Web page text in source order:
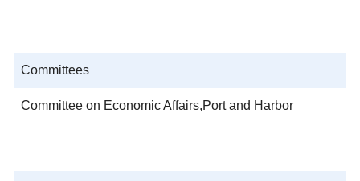
Committees
Committee on Economic Affairs,Port and Harbor